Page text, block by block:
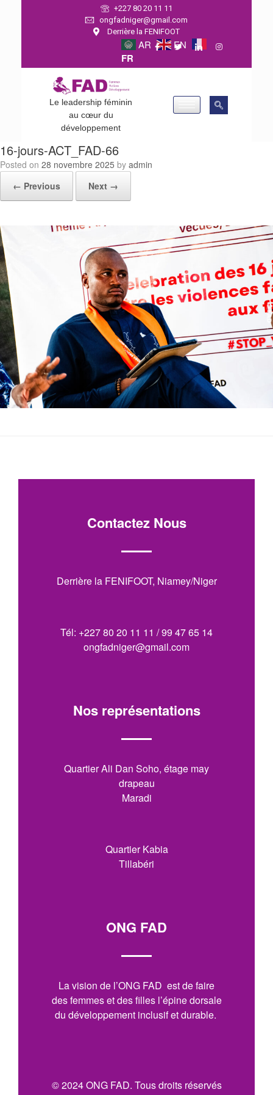
+227 80 20 11 11
ongfadniger@gmail.com
Derrière la FENIFOOT
AR EN
FR
Le leadership féminin
au cœur du
développement
16-jours-ACT_FAD-66
Posted on 28 novembre 2025 by admin
← Previous
Next →
Contactez Nous
Derrière la FENIFOOT, Niamey/Niger
Tél: +227 80 20 11 11 / 99 47 65 14
ongfadniger@gmail.com
Nos représentations
Quartier Ali Dan Soho, étage may
drapeau
Maradi
Quartier Kabia
Tillabéri
ONG FAD
La vision de l’ONG FAD est de faire
des femmes et des filles l’épine dorsale
du développement inclusif et durable.
© 2024 ONG FAD. Tous droits réservés